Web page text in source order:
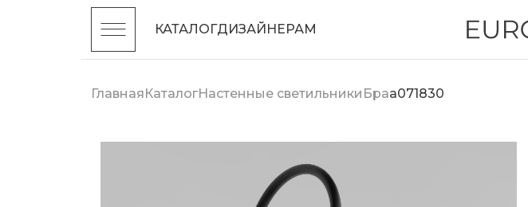
КАТАЛОГДИЗАЙНЕРАМ
ГлавнаяКаталогНастенные светильники Браa071830